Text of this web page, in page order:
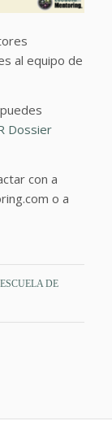
al equipo de
Dossier
con a
o a
ESCUELA DE